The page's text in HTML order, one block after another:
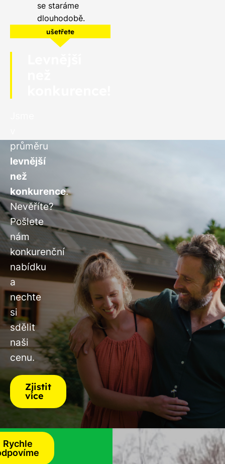
se staráme
dlouhodobě.
ušetřete
průměru
levnější
než
konkurence.
Nevěříte?
Pošlete
nám
konkurenční
nabídku
a
nechte
si
sdělit
naši
cenu.
Zjistit
více
Rychle